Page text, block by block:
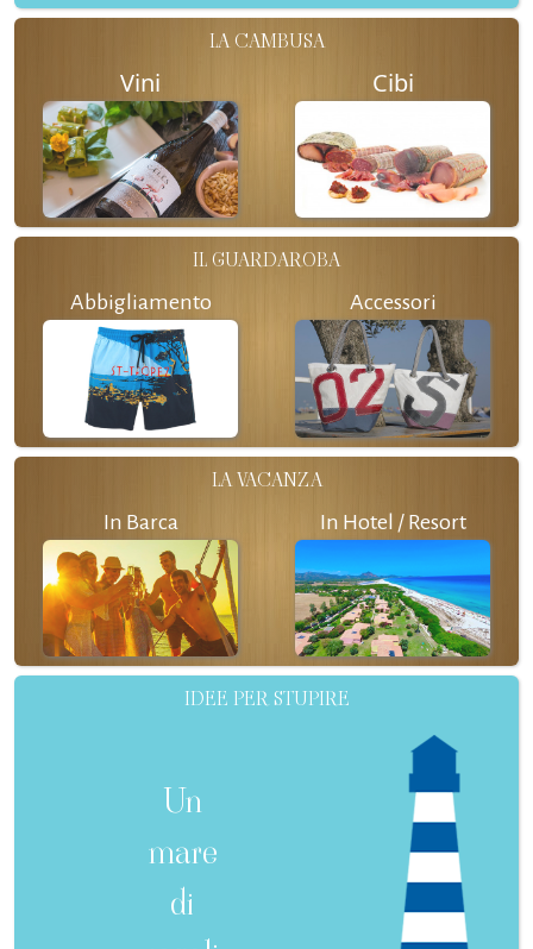
LA CAMBUSA
Vini Cibi
IL GUARDAROBA
Abbigliamento Accessori
LA VACANZA
In Barca In Hotel / Resort
IDEE PER STUPIRE
Un
mare
di